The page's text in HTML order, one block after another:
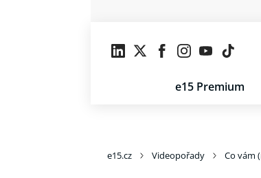
e15 Premium
e15.cz Videopořady Co vám